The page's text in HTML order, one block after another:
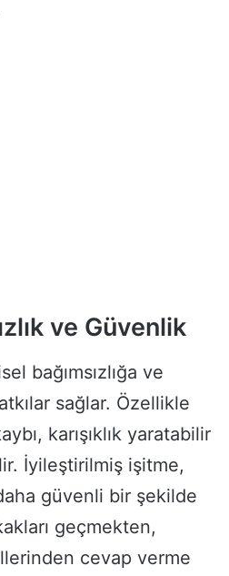
ve Güvenlik
bağımsızlığa ve
sağlar. Özellikle
karışıklık yaratabilir
İyileştirilmiş işitme,
güvenli bir şekilde
geçmekten,
cevap verme